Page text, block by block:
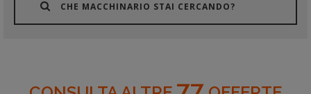
CHE MACCHINARIO STAI CERCANDO?